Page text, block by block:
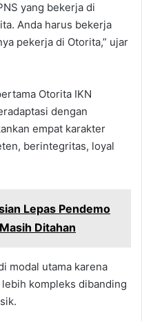
yang bekerja di
Anda harus bekerja
pekerja di Otorita,” ujar
Otorita IKN
dengan
empat karakter
berintegritas, loyal
Lepas Pendemo
Ditahan
modal utama karena
kompleks dibanding